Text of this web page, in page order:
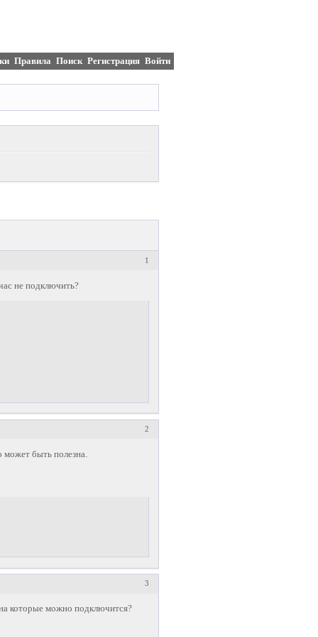
Правила Поиск Регистрация Войти
1
не подключить?
2
быть полезна.
3
которые можно подключится?